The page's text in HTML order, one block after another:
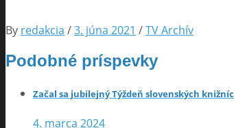
By redakcia /3. júna 2021 /TV Archív
Podobné príspevky
Začal sa jubilejný Týždeň slovenských knižníc
4. marca 2024